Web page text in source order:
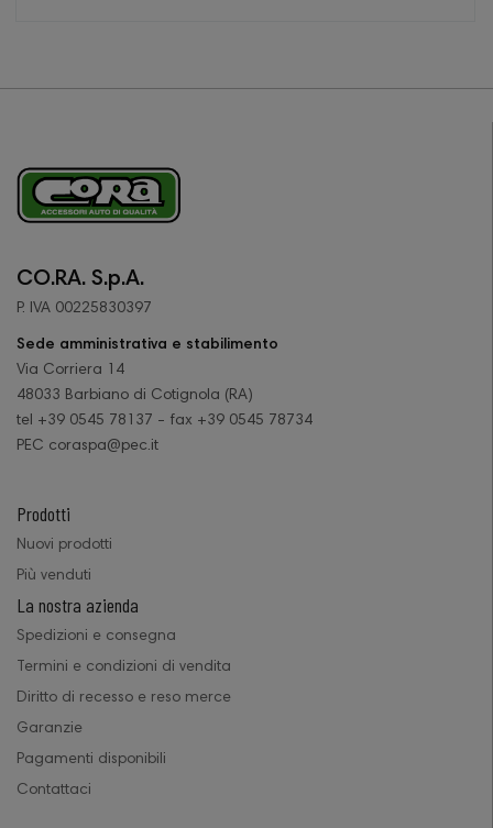
CO.RA. S.p.A.
P. IVA 00225830397
Sede amministrativa e stabilimento
Via Corriera 14
48033 Barbiano di Cotignola (RA)
tel +39 0545 78137 - fax +39 0545 78734
PEC coraspa@pec.it
Prodotti
Nuovi prodotti
Più venduti
La nostra azienda
Spedizioni e consegna
Termini e condizioni di vendita
Diritto di recesso e reso merce
Garanzie
Pagamenti disponibili
Contattaci